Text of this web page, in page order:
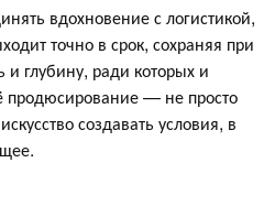
вдохновение с логистикой,
точно в срок, сохраняя при
и глубину, ради которых и
продюсирование — не просто
создавать условия, в